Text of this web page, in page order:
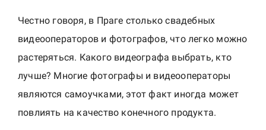
Честно говоря, в Праге столько свадебных
видеооператоров и фотографов, что легко можно
растеряться. Какого видеографа выбрать, кто
лучше? Многие фотографы и видеооператоры
являются самоучками, этот факт иногда может
повлиять на качество конечного продукта.